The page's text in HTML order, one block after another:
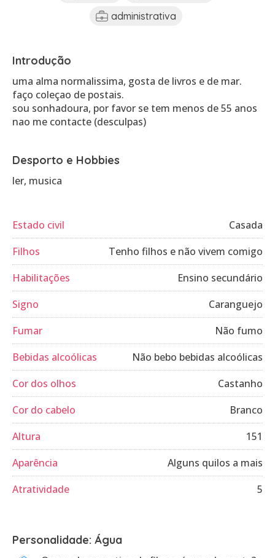
administrativa
Introdução
uma alma normalissima, gosta de livros e de mar.
faço coleçao de postais.
sou sonhadoura, por favor se tem menos de 55 anos
nao me contacte (desculpas)
Desporto e Hobbies
ler, musica
Estado civil
Casada
Filhos
Tenho filhos e não vivem comigo
Habilitações
Ensino secundário
Signo
Caranguejo
Fumar
Não fumo
Bebidas alcoólicas
Não bebo bebidas alcoólicas
Cor dos olhos
Castanho
Cor do cabelo
Branco
Altura
151
Aparência
Alguns quilos a mais
Atratividade
5
Personalidade: Água